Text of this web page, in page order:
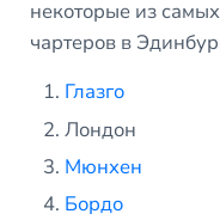
некоторые из
чартеров в
Глазго
Лондон
Мюнхен
Бордо